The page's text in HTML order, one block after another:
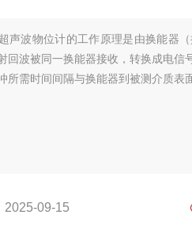
超声波物位计的工作原理是由换能器
回波被同一换能器接收，转换成电
所需时间间隔与换能器到被测介质表
2025-09-15